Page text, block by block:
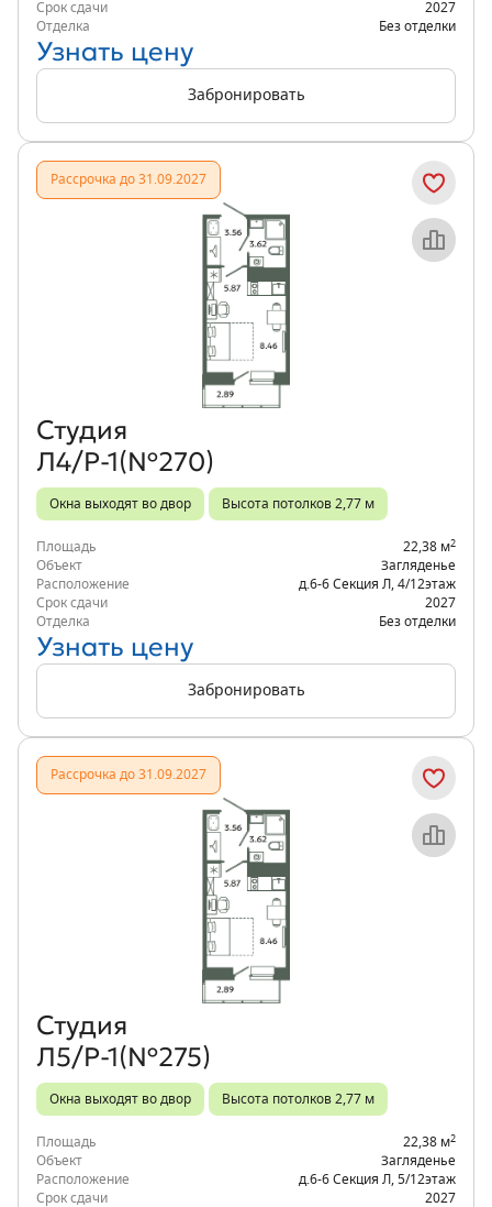
Срок сдачи
2027
Отделка
Без отделки
Узнать цену
Забронировать
Рассрочка до 31.09.2027
Объект месяца
Студия
Л4/Р-1(№270)
Окна выходят во двор Высота потолков 2,77 м
Площадь 22,38 м2
Объект
Загляденье
Расположение
д.6-6 Секция Л 4/12этаж
Срок сдачи
2027
Отделка
Без отделки
Узнать цену
Забронировать
Рассрочка до 31.09.2027
Объект месяца
Студия
Л5/Р-1(№275)
Окна выходят во двор Высота потолков 2,77 м
Площадь 22,38 м2
Объект
Загляденье
Расположение
д.6-6 Секция Л 5/12этаж
Срок сдачи
2027